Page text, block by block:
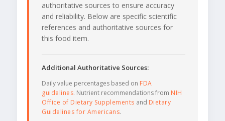
authoritative sources to ensure accuracy
and reliability. Below are specific scientific
references and authoritative sources for
this food item.
Additional Authoritative Sources:
Daily value percentages based on FDA
guidelines. Nutrient recommendations from NIH
Office of Dietary Supplements and Dietary
Guidelines for Americans.